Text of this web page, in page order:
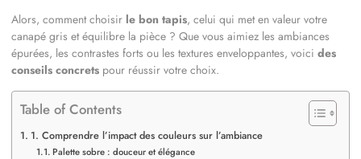
Alors, comment choisir le bon tapis, celui qui met en valeur votre
canapé gris et équilibre la pièce ? Que vous aimiez les ambiances
épurées, les contrastes forts ou les textures enveloppantes, voici des
conseils concrets pour réussir votre choix.
Table of Contents
1. Comprendre l’impact des couleurs sur l’ambiance
Palette sobre : douceur et élégance